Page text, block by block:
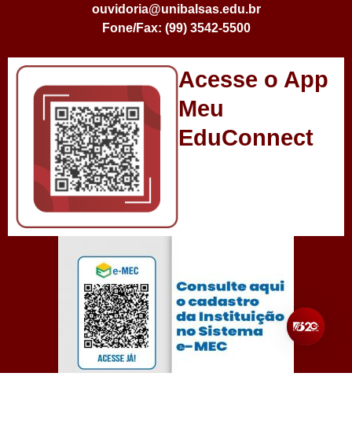
ouvidoria@unibalsas.edu.br
Fone/Fax: (99) 3542-5500
Acesse o App
Meu
EduConnect